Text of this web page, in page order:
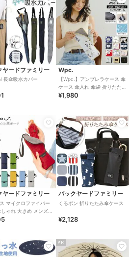
ヤードファミリー
長傘吸水カバー
Wpc.
【Wpc.】アンブレラケース 傘
ケース 傘入れ 傘袋 折りたたみ
傘ケース 撥水 レディース 女性
¥1,980
ヤードファミリー
マイクロファイバー
ゃれ 大きめ メンズ
ス ブランド mabu マ
バックヤードファミリー
くるポン 折りたたみ傘ケース
¥2,128
PR